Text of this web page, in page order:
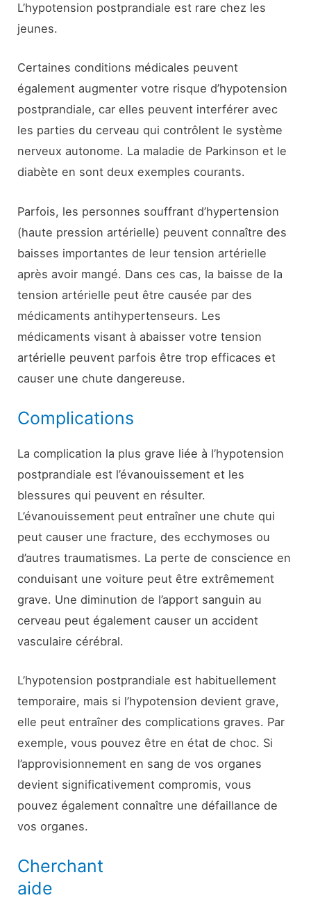
L’hypotension postprandiale est rare chez les
jeunes.
Certaines conditions médicales peuvent
également augmenter votre risque d’hypotension
postprandiale, car elles peuvent interférer avec
les parties du cerveau qui contrôlent le système
nerveux autonome. La maladie de Parkinson et le
diabète en sont deux exemples courants.
Parfois, les personnes souffrant d’hypertension
(haute pression artérielle) peuvent connaître des
baisses importantes de leur tension artérielle
après avoir mangé. Dans ces cas, la baisse de la
tension artérielle peut être causée par des
médicaments antihypertenseurs. Les
médicaments visant à abaisser votre tension
artérielle peuvent parfois être trop efficaces et
causer une chute dangereuse.
Complications
La complication la plus grave liée à l’hypotension
postprandiale est l’évanouissement et les
blessures qui peuvent en résulter.
L’évanouissement peut entraîner une chute qui
peut causer une fracture, des ecchymoses ou
d’autres traumatismes. La perte de conscience en
conduisant une voiture peut être extrêmement
grave. Une diminution de l’apport sanguin au
cerveau peut également causer un accident
vasculaire cérébral.
L’hypotension postprandiale est habituellement
temporaire, mais si l’hypotension devient grave,
elle peut entraîner des complications graves. Par
exemple, vous pouvez être en état de choc. Si
l’approvisionnement en sang de vos organes
devient significativement compromis, vous
pouvez également connaître une défaillance de
vos organes.
Cherchant
aide